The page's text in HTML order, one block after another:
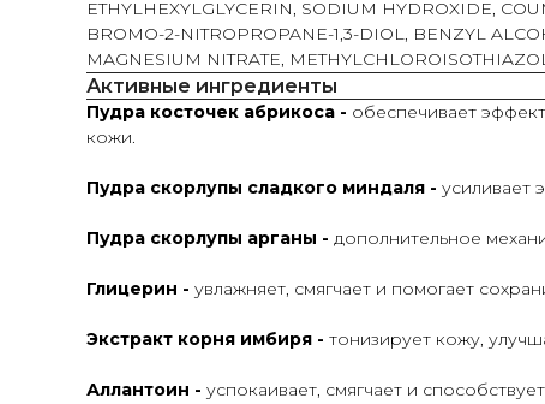
ETHYLHEXYLGLYCERIN, SODIUM HYDROXIDE,
BROMO-2-NITROPROPANE-1,3-DIOL, BENZYL
MAGNESIUM NITRATE,
Активные ингредиенты
Пудра косточек абрикоса - обеспечивает
кожи.
Пудра скорлупы сладкого миндаля - усиливает
Пудра скорлупы арганы - дополнительное
Глицерин - увлажняет, смягчает и помогает
Экстракт корня имбиря - тонизирует кожу,
Аллантоин - успокаивает, смягчает и